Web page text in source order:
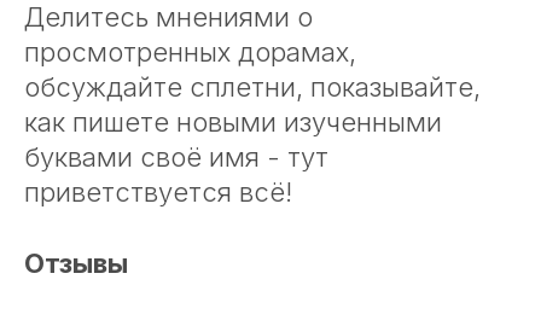
Делитесь мнениями о
просмотренных дорамах,
обсуждайте сплетни, показывайте,
как пишете новыми изученными
буквами своё имя - тут
приветствуется всё!
Отзывы